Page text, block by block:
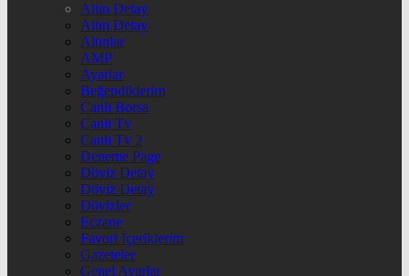
Altın Detay
Altın Detay
Altınlar
AMP
Ayarlar
Beğendiklerim
Canlı Borsa
Canlı Tv
Canlı Tv 2
Deneme Page
Döviz Detay
Döviz Detay
Dövizler
Eczane
Favori İçeriklerim
Gazeteler
Genel Ayarlar